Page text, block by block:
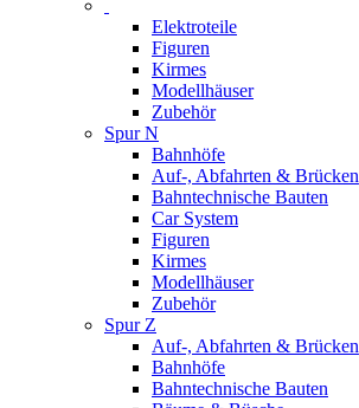
Elektroteile
Figuren
Kirmes
Modellhäuser
Zubehör
Spur N
Bahnhöfe
Auf-, Abfahrten & Brücken
Bahntechnische Bauten
Car System
Figuren
Kirmes
Modellhäuser
Zubehör
Spur Z
Auf-, Abfahrten & Brücken
Bahnhöfe
Bahntechnische Bauten